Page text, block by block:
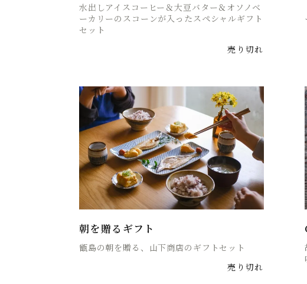
水出しアイスコーヒー＆大豆バター＆オソノベ
ーカリーのスコーンが入ったスペシャルギフト
セット
売り切れ
朝を贈るギフト
甑島の朝を贈る、山下商店のギフトセット
売り切れ